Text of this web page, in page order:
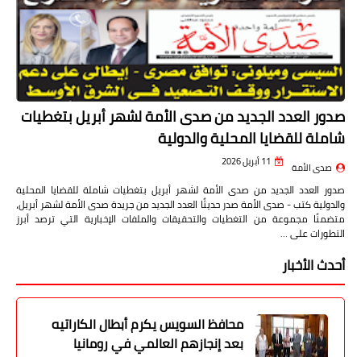
صدور العدد الجديد من صدى الأمة لشهر أبريل بتغطيات
شاملة للقضايا المحلية والدولية
صدى الأمة 11 أبريل 2026
صدور العدد الجديد من صدى الأمة لشهر أبريل بتغطيات شاملة للقضايا المحلية
والدولية كتب - صدى الأمة صدر حديثًا العدد الجديد من جريدة صدى الأمة لشهر أبريل،
متضمنًا مجموعة من التغطيات والتحقيقات والملفات الإخبارية التي ترصد أبرز
التطورات على …
أحدث الأخبار
محافظ السويس يكرم أبطال الكاراتيه
بعد إنجازهم العالمي في رومانيا